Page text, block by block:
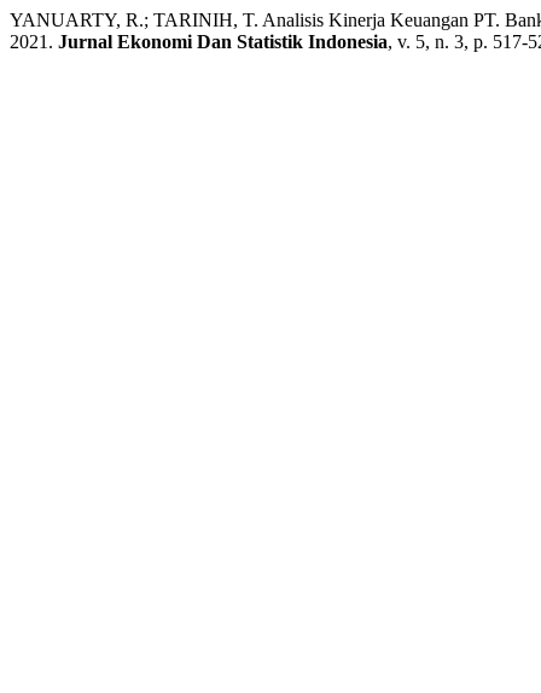
YANUARTY, R.; TARINIH, T. Analisis Kinerja Keuangan PT.
2021. Jurnal Ekonomi Dan Statistik Indonesia, v. 5, n. 3, p. 517-